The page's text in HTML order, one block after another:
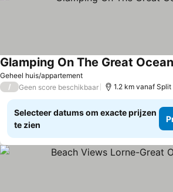
Geheel huis/appartement
Glamping On The Great
/ Geen score beschikbaar 1.2 km vanaf
Selecteer datums om exacte prijzen
te zien